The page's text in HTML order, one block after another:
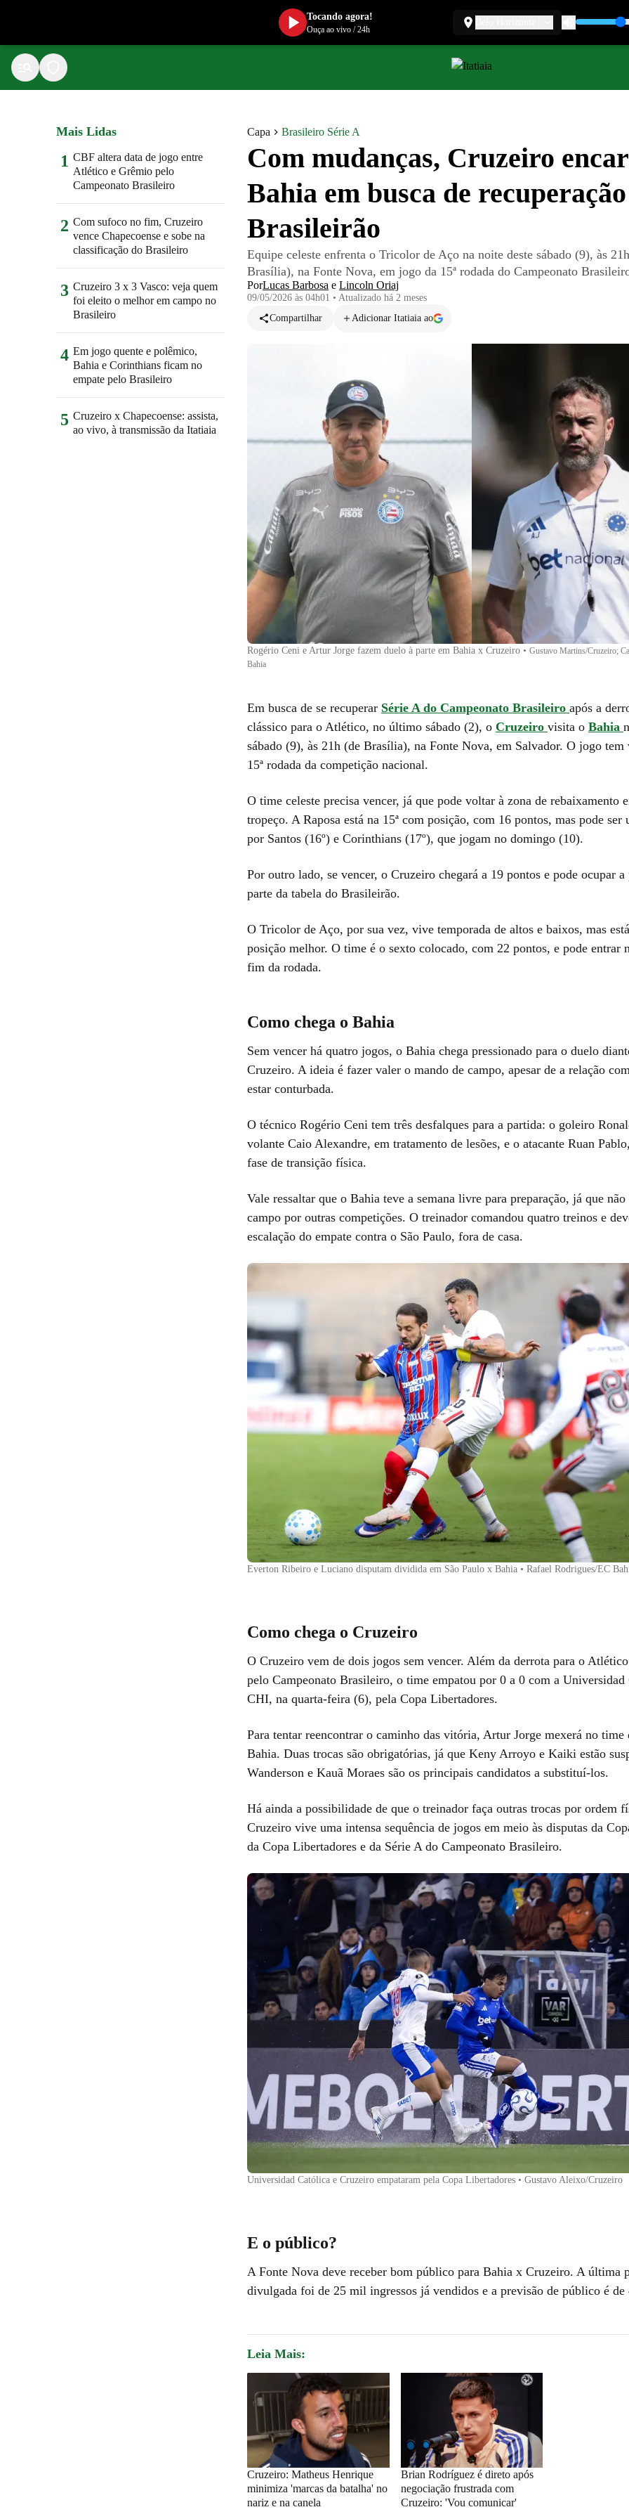
Capa Brasileiro Série A
Com mudanças, Cruzeiro
Bahia em busca de
Brasileirão
Equipe celeste enfrenta o Tricolor de Aço na noite deste sábado (9), às
Brasília), na Fonte Nova, em jogo da 15ª rodada do Campeonato
PorLucas Barbosa e Lincoln Oriaj
09/05/2026 às 04h01 • Atualizado há 2 meses
Compartilhar
Adicionar Itatiaia ao
Rogério Ceni e Artur Jorge fazem duelo à parte em Bahia x Cruzeiro • Gustavo Martins/Cruzeiro;
Bahia
Em busca de se recuperar Série A do Campeonato Brasileiro após a
clássico para o Atlético, no último sábado (2), o Cruzeiro visita o Bahia
sábado (9), às 21h (de Brasília), na Fonte Nova, em Salvador. O jogo tem
15ª rodada da competição nacional.
O time celeste precisa vencer, já que pode voltar à zona de rebaixamento
tropeço. A Raposa está na 15ª com posição, com 16 pontos, mas pode ser
por Santos (16º) e Corinthians (17º), que jogam no domingo (10).
Por outro lado, se vencer, o Cruzeiro chegará a 19 pontos e pode ocupar
parte da tabela do Brasileirão.
O Tricolor de Aço, por sua vez, vive temporada de altos e baixos, mas
posição melhor. O time é o sexto colocado, com 22 pontos, e pode entrar
fim da rodada.
Como chega o Bahia
Sem vencer há quatro jogos, o Bahia chega pressionado para o duelo
Cruzeiro. A ideia é fazer valer o mando de campo, apesar de a relação
estar conturbada.
O técnico Rogério Ceni tem três desfalques para a partida: o goleiro
volante Caio Alexandre, em tratamento de lesões, e o atacante Ruan
fase de transição física.
Vale ressaltar que o Bahia teve a semana livre para preparação, já que
campo por outras competições. O treinador comandou quatro treinos e
escalação do empate contra o São Paulo, fora de casa.
Everton Ribeiro e Luciano disputam dividida em São Paulo x Bahia • Rafael Rodrigues/EC
Como chega o Cruzeiro
O Cruzeiro vem de dois jogos sem vencer. Além da derrota para o
pelo Campeonato Brasileiro, o time empatou por 0 a 0 com a Universidad
CHI, na quarta-feira (6), pela Copa Libertadores.
Para tentar reencontrar o caminho das vitória, Artur Jorge mexerá no time
Bahia. Duas trocas são obrigatórias, já que Keny Arroyo e Kaiki estão
Wanderson e Kauã Moraes são os principais candidatos a substituí-los.
Há ainda a possibilidade de que o treinador faça outras trocas por ordem
Cruzeiro vive uma intensa sequência de jogos em meio às disputas da
da Copa Libertadores e da Série A do Campeonato Brasileiro.
Universidad Católica e Cruzeiro empataram pela Copa Libertadores • Gustavo Aleixo/Cruzeiro
E o público?
A Fonte Nova deve receber bom público para Bahia x Cruzeiro. A última
divulgada foi de 25 mil ingressos já vendidos e a previsão de público é
Leia Mais:
Cruzeiro: Matheus Henrique
minimiza 'marcas da batalha' no
nariz e na canela
Brian Rodríguez é direto após
negociação frustrada com
Cruzeiro: 'Vou comunicar'
Mais Lidas
1 CBF altera data de jogo entre
Atlético e Grêmio pelo
Campeonato Brasileiro
2 Com sufoco no fim, Cruzeiro
vence Chapecoense e sobe na
classificação do Brasileiro
3 Cruzeiro 3 x 3 Vasco: veja quem
foi eleito o melhor em campo no
Brasileiro
4 Em jogo quente e polêmico,
Bahia e Corinthians ficam no
empate pelo Brasileiro
5 Cruzeiro x Chapecoense: assista,
ao vivo, à transmissão da Itatiaia
Tocando agora!
Ouça ao vivo/24h